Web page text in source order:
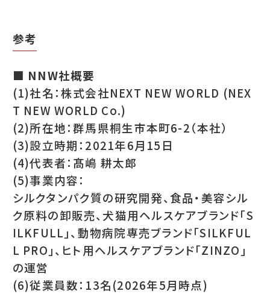
参考
■ NNW社概要
(1)社名：株式会社NEXT NEW WORLD (NEX
T NEW WORLD Co.)
(2)所在地：群馬県桐生市本町6-2（本社）
(3)設立時期：2021年6月15日
(4)代表者：髙嶋 耕太郎
(5)事業内容：
シルクタンパク質の研究開発、食品・美容シル
ク原料の卸販売、犬猫用ヘルスケアブランド「S
ILKFULL」、動物病院専売ブランド「SILKFUL
L PRO」、ヒト用ヘルスケアブランド「ZINZO」
の運営
(6)従業員数：13名(2026年5月時点)